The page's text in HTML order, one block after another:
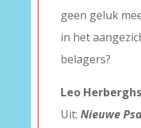
geen geluk
in het
belagers?
Leo Herberghs
Uit: Nieuwe